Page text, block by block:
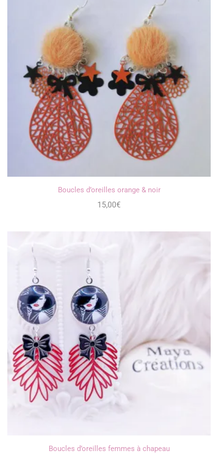
Boucles d’oreilles orange & noir
15,00€
Boucles d’oreilles femmes à chapeau